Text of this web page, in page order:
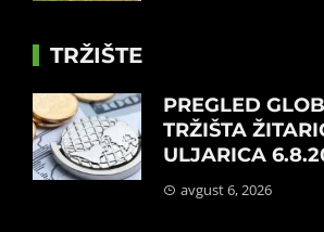
TRŽIŠTE
PREGLED
TRŽIŠTA
ULJARICA
avgust 6, 2026